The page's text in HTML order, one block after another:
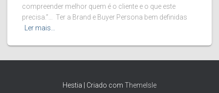
compreender melhor quem é o cliente e o que este
precisa.”… Ter a Brand e Buyer Persona bem definidas
Ler mais…
Hestia | Criado com ThemeIsle